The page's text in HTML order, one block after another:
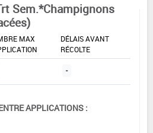
Sem.*Champignons
MAX
DÉLAIS AVANT
RÉCOLTE
-
APPLICATIONS :